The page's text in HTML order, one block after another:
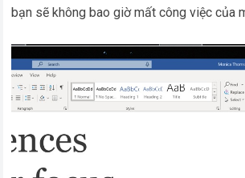
bạn sẽ không bao giờ mất công việc của